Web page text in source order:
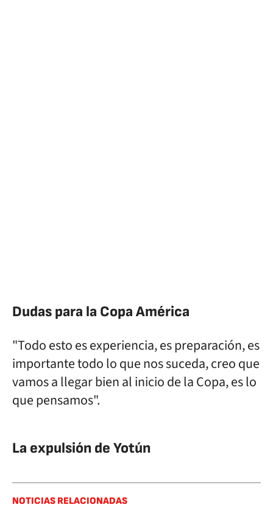
Dudas para la Copa América
"Todo esto es experiencia, es preparación, es
importante todo lo que nos suceda, creo que
vamos a llegar bien al inicio de la Copa, es lo
que pensamos".
La expulsión de Yotún
NOTICIAS RELACIONADAS